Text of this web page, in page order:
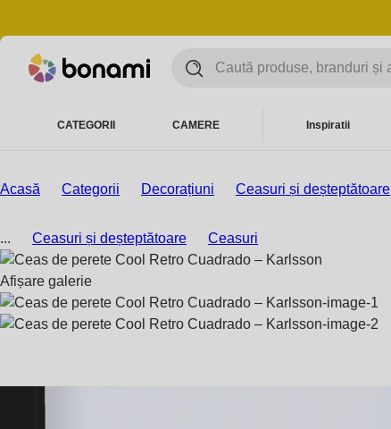
CATEGORII CAMERE Inspiratii
Acasă Categorii Decorațiuni Ceasuri și deșteptătoare
... Ceasuri și deșteptătoare Ceasuri
Afișare galerie